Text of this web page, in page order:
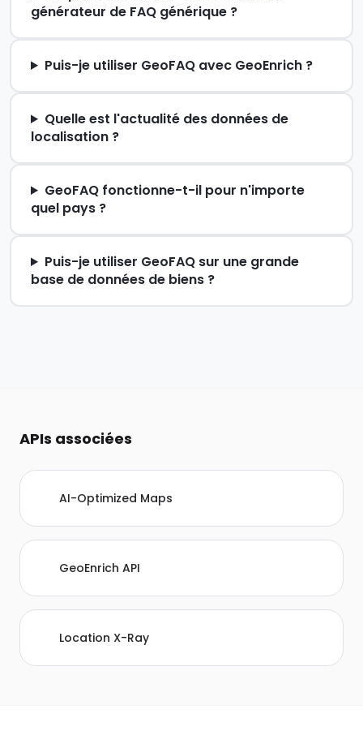
générateur de FAQ générique ?
Puis-je utiliser GeoFAQ avec GeoEnrich ?
Quelle est l'actualité des données de
localisation ?
GeoFAQ fonctionne-t-il pour n'importe
quel pays ?
Puis-je utiliser GeoFAQ sur une grande
base de données de biens ?
APIs associées
AI-Optimized Maps
GeoEnrich API
Location X-Ray